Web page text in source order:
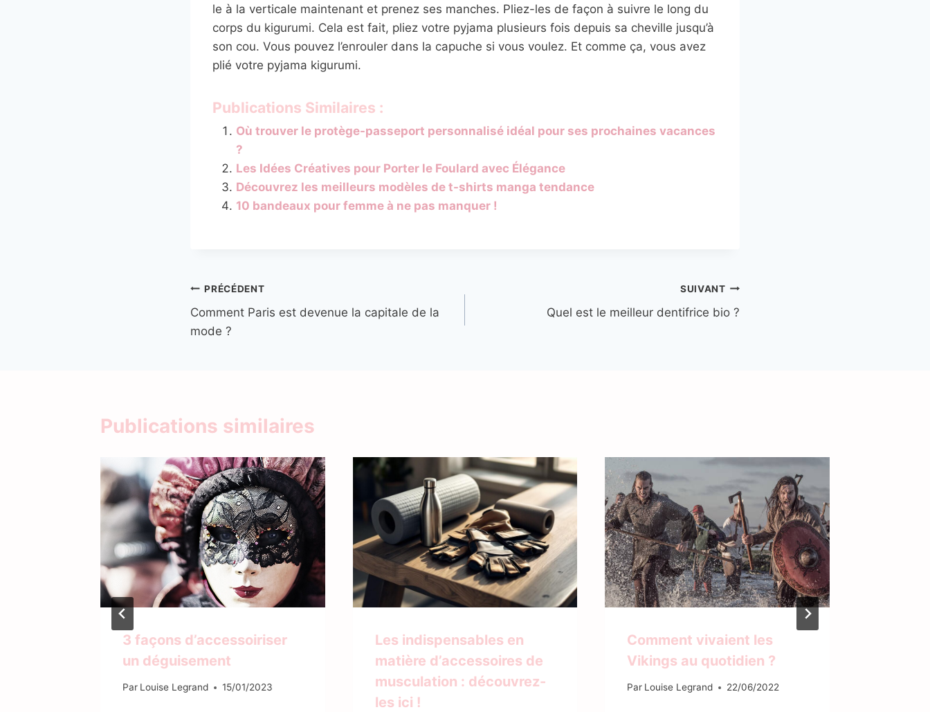
le à la verticale maintenant et prenez ses manches. Pliez-les de façon à suivre le long du
corps du kigurumi. Cela est fait, pliez votre pyjama plusieurs fois depuis sa cheville jusqu’à
son cou. Vous pouvez l’enrouler dans la capuche si vous voulez. Et comme ça, vous avez
plié votre pyjama kigurumi.
Publications Similaires :
Où trouver le protège-passeport personnalisé idéal pour ses prochaines vacances
?
Les Idées Créatives pour Porter le Foulard avec Élégance
Découvrez les meilleurs modèles de t-shirts manga tendance
10 bandeaux pour femme à ne pas manquer !
Navigation
de
PRÉCÉDENT
Comment Paris est devenue la capitale de la
mode ?
SUIVANT
Quel est le meilleur dentifrice bio ?
Publications similaires
3 façons d’accessoiriser
un déguisement
Par Louise Legrand 15/01/2023
Les indispensables en
matière d’accessoires de
musculation : découvrez-
les ici !
Comment vivaient les
Vikings au quotidien ?
Par Louise Legrand 22/06/2022